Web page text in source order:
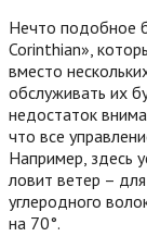
Нечто подобное
Corinthian»,
вместо
обслуживать их
недостаток
что все
Например, здесь
ловит ветер –
углеродного
на 70°.